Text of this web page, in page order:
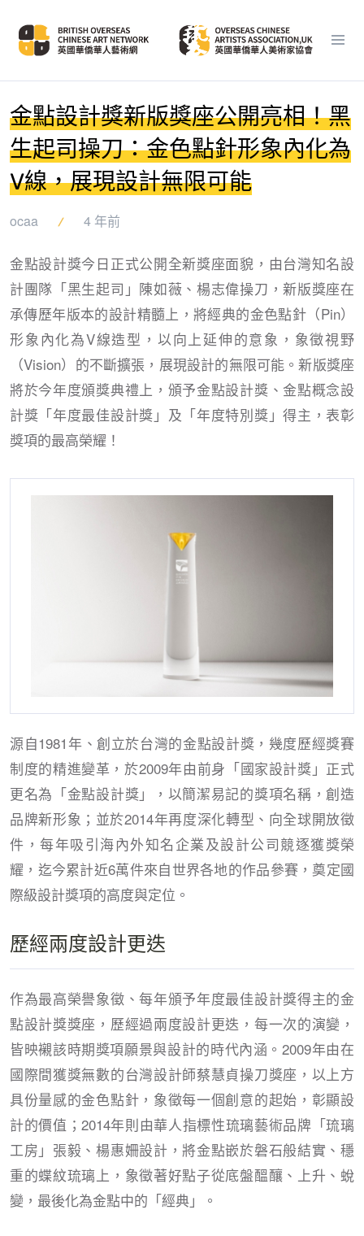
金點設計獎新版獎座公開亮相！黑
生起司操刀：金色點針形象內化為
V線，展現設計無限可能
ocaa 4 年前
金點設計獎今日正式公開全新獎座面貌，由台灣知名設
計團隊「黑生起司」陳如薇、楊志偉操刀，新版獎座在
承傳歷年版本的設計精髓上，將經典的金色點針（Pin）
形象內化為V線造型，以向上延伸的意象，象徵視野
（Vision）的不斷擴張，展現設計的無限可能。新版獎座
將於今年度頒獎典禮上，頒予金點設計獎、金點概念設
計獎「年度最佳設計獎」及「年度特別獎」得主，表彰
獎項的最高榮耀！
源自1981年、創立於台灣的金點設計獎，幾度歷經獎賽
制度的精進變革，於2009年由前身「國家設計獎」正式
更名為「金點設計獎」，以簡潔易記的獎項名稱，創造
品牌新形象；並於2014年再度深化轉型、向全球開放徵
件，每年吸引海內外知名企業及設計公司競逐獲獎榮
耀，迄今累計近6萬件來自世界各地的作品參賽，奠定國
際級設計獎項的高度與定位。
歷經兩度設計更迭
作為最高榮譽象徵、每年頒予年度最佳設計獎得主的金
點設計獎獎座，歷經過兩度設計更迭，每一次的演變，
皆映襯該時期獎項願景與設計的時代內涵。2009年由在
國際間獲獎無數的台灣設計師蔡慧貞操刀獎座，以上方
具份量感的金色點針，象徵每一個創意的起始，彰顯設
計的價值；2014年則由華人指標性琉璃藝術品牌「琉璃
工房」張毅、楊惠姍設計，將金點嵌於磐石般結實、穩
重的蝶紋琉璃上，象徵著好點子從底盤醞釀、上升、蛻
變，最後化為金點中的「經典」。